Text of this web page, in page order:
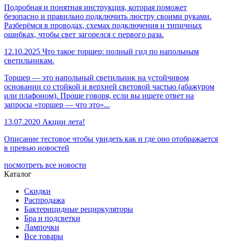
Подробная и понятная инструкция, которая поможет
безопасно и правильно подключить люстру своими руками.
Разберёмся в проводах, схемах подключения и типичных
ошибках, чтобы свет загорелся с первого раза.
12.10.2025 Что такое торшер: полный гид по напольным
светильникам.
Торшер — это напольный светильник на устойчивом
основании со стойкой и верхней световой частью (абажуром
или плафоном). Проще говоря, если вы ищете ответ на
запросы «торшер — что это»...
13.07.2020 Акции лета!
Описание тестовое чтобы увидеть как и где оно отображается
в превью новостей
посмотреть все новости
Каталог
Скидки
Распродажа
Бактерицидные рециркуляторы
Бра и подсветки
Лампочки
Все товары